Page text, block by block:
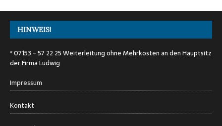
HINWEIS!
* 07153 - 57 22 25 Weiterleitung ohne Mehrkosten an den Hauptsitz
der Firma Ludwig
Impressum
Kontakt